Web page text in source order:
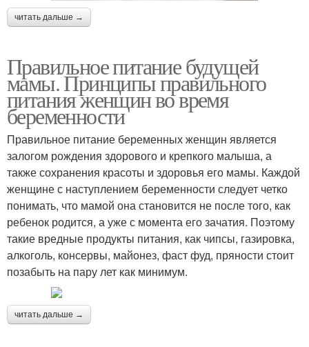
читать дальше →
Правильное питание будущей
мамы. Принципы правильного
питания женщин во время
беременности
Правильное питание беременных женщин является
залогом рождения здорового и крепкого малыша, а
также сохранения красоты и здоровья его мамы. Каждой
женщине с наступлением беременности следует четко
понимать, что мамой она становится не после того, как
ребенок родится, а уже с момента его зачатия. Поэтому
такие вредные продукты питания, как чипсы, газировка,
алкоголь, консервы, майонез, фаст фуд, пряности стоит
позабыть на пару лет как минимум.
читать дальше →